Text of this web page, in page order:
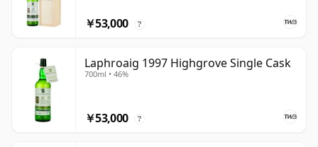
￥53,000 ?
Laphroaig 1997 Highgrove Single Cask
700ml • 46%
￥53,000 ?